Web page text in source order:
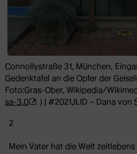
Connollystraße 31, München,
Gedenktafel an die Opfer der
Foto:Gras-Ober, Wikipedia/
sa-3.0(Öffnet
neuem
) | #2021JLID – Dana von
2
Mein Vater hat die Welt